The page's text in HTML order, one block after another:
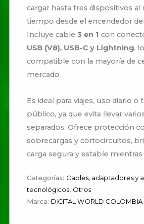
cargar hasta tres dispositivos al
tiempo desde el encendedor
Incluye cable3 en 1 con
USB (V8), USB-C y Lightning,
compatible con la mayoría de
mercado.
Es ideal para viajes, uso diario o
público, ya que evita llevar
separados. Ofrece protección
sobrecargas y cortocircuitos,
carga segura y estable
Categorías: Cables, adaptadores y
tecnológicos, Otros
Marca: DIGITAL WORLD COLOMBIA